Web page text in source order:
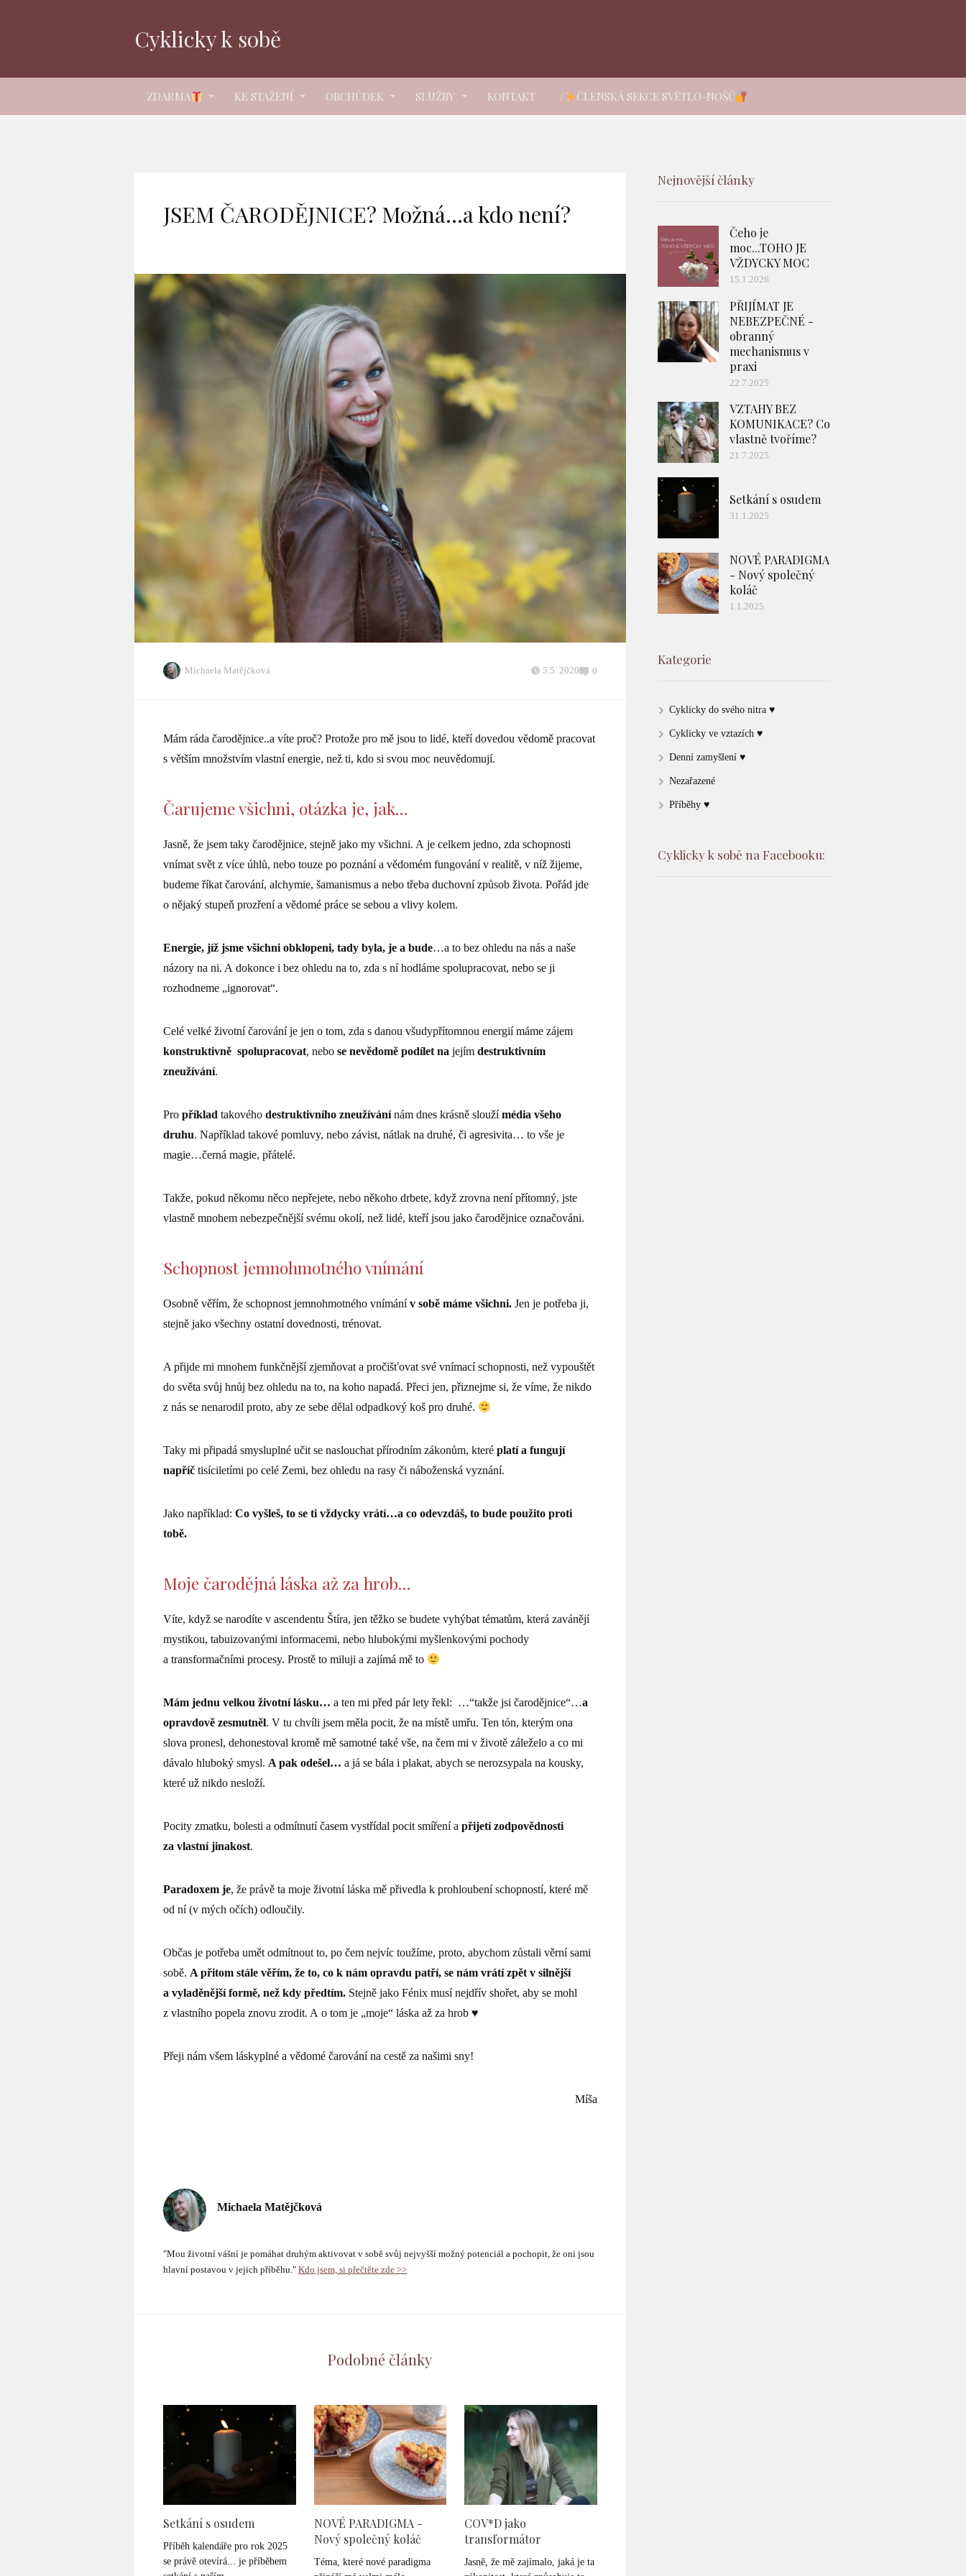
Cyklicky k sobě
ZDARMA KE STAŽENÍ OBCHŮDEK SLUŽBY KONTAKT / ČLENSKÁ SEKCE SVĚTLO-NOŠŮ
JSEM ČARODĚJNICE? Možná…a kdo není?
Michaela Matějčková 5.5. 2020 0
Mám ráda čarodějnice..a víte proč? Protože pro mě jsou to lidé, kteří dovedou vědomě pracovat
s větším množstvím vlastní energie, než ti, kdo si svou moc neuvědomují.
Čarujeme všichni, otázka je, jak…
Jasně, že jsem taky čarodějnice, stejně jako my všichni. A je celkem jedno, zda schopnosti
vnímat svět z více úhlů, nebo touze po poznání a vědomém fungování v realitě, v níž žijeme,
budeme říkat čarování, alchymie, šamanismus a nebo třeba duchovní způsob života. Pořád jde
o nějaký stupeň prozření a vědomé práce se sebou a vlivy kolem.
Energie, jíž jsme všichni obklopeni, tady byla, je a bude…a to bez ohledu na nás a naše
názory na ni. A dokonce i bez ohledu na to, zda s ní hodláme spolupracovat, nebo se ji
rozhodneme „ignorovat“.
Celé velké životní čarování je jen o tom, zda s danou všudypřítomnou energií máme zájem
konstruktivně spolupracovat, nebo se nevědomě podílet na jejím destruktivním
zneužívání.
Pro příklad takového destruktivního zneužívánínám dnes krásně sloužímédia všeho
druhu. Například takové pomluvy, nebo závist, nátlak na druhé, či agresivita… to vše je
magie…černá magie, přátelé.
Takže, pokud někomu něco nepřejete, nebo někoho drbete, když zrovna není přítomný, jste
vlastně mnohem nebezpečnější svému okolí, než lidé, kteří jsou jako čarodějnice označováni.
Schopnost jemnohmotného vnímání
Osobně věřím, že schopnost jemnohmotného vnímánív sobě máme všichni. Jen je potřeba ji,
stejně jako všechny ostatní dovednosti, trénovat.
A přijde mi mnohem funkčnější zjemňovat a pročišťovat své vnímací schopnosti, než vypouštět
do světa svůj hnůj bez ohledu na to, na koho napadá. Přeci jen, přiznejme si, že víme, že nikdo
z nás se nenarodil proto, aby ze sebe dělal odpadkový koš pro druhé.
Taky mi připadá smysluplné učit se naslouchat přírodním zákonům, které platí a fungují
napříč tisíciletími po celé Zemi, bez ohledu na rasy či náboženská vyznání.
Jako například: Co vyšleš, to se ti vždycky vrátí…a co odevzdáš, to bude použito proti
tobě.
Moje čarodějná láska až za hrob…
Víte, když se narodíte v ascendentu Štíra, jen těžko se budete vyhýbat tématům, která zavánějí
mystikou, tabuizovanými informacemi, nebo hlubokými myšlenkovými pochody
a transformačními procesy. Prostě to miluji a zajímá mě to
Mám jednu velkou životní lásku… a ten mi před pár lety řekl: …“takže jsi čarodějnice“…a
opravdově zesmutněl. V tu chvíli jsem měla pocit, že na místě umřu. Ten tón, kterým ona
slova pronesl, dehonestoval kromě mě samotné také vše, na čem mi v životě záleželo a co mi
dávalo hluboký smysl. A pak odešel… a já se bála i plakat, abych se nerozsypala na kousky,
které už nikdo nesloží.
Pocity zmatku, bolesti a odmítnutí časem vystřídal pocit smíření a přijetí zodpovědnosti
za vlastní jinakost.
Paradoxem je, že právě ta moje životní láska mě přivedla k prohloubení schopností, které mě
od ní (v mých očích) odloučily.
Občas je potřeba umět odmítnout to, po čem nejvíc toužíme, proto, abychom zůstali věrní sami
sobě. A přitom stále věřím, že to, co k nám opravdu patří, se nám vrátí zpět v silnější
a vyladěnější formě, než kdy předtím. Stejně jako Fénix musí nejdřív shořet, aby se mohl
z vlastního popela znovu zrodit. A o tom je „moje“ láska až za hrob ♥
Přeji nám všem láskyplné a vědomé čarování na cestě za našimi sny!
Míša
Michaela Matějčková
"Mou životní vášní je pomáhat druhým aktivovat v sobě svůj nejvyšší možný potenciál a pochopit, že oni jsou
hlavní postavou v jejich příběhu." Kdo jsem, si přečtěte zde >>
Podobné články
Setkání s osudem
Příběh kalendáře pro rok 2025
se právě otevírá... je příběhem
NOVÉ PARADIGMA -
Nový společný koláč
Téma, které nové paradigma
COV*D jako
transformátor
Jasně, že mě zajímalo, jaká je ta
Nejnovější články
Čeho je
moc...TOHO JE
VŽDYCKY MOC
15.1.2026
PŘIJÍMAT JE
NEBEZPEČNÉ -
obranný
mechanismus v
praxi
22.7.2025
VZTAHY BEZ
KOMUNIKACE? Co
vlastně tvoříme?
21.7.2025
Setkání s osudem
31.1.2025
NOVÉ PARADIGMA
- Nový společný
koláč
1.1.2025
Kategorie
Cyklicky do svého nitra ♥
Cyklicky ve vztazích ♥
Denní zamyšlení ♥
Nezařazené
Příběhy ♥
Cyklicky k sobě na Facebooku: